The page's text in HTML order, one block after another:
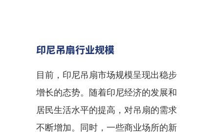
印尼吊扇行业规模
目前，印尼吊扇市场规模呈现出稳步
增长的态势。随着印尼经济的发展和
居民生活水平的提高，对吊扇的需求
不断增加。同时，一些商业场所的新